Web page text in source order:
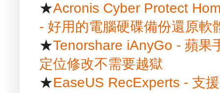
★Acronis Cyber Protect
- 好用的電腦硬碟備份還原軟
★Tenorshare iAnyGo - 蘋果
定位修改不需要越獄
★EaseUS RecExperts - 支